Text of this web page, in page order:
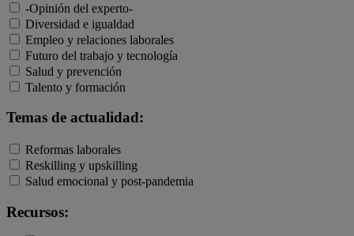
-Opinión del experto-
Diversidad e igualdad
Empleo y relaciones laborales
Futuro del trabajo y tecnología
Salud y prevención
Talento y formación
Temas de actualidad:
Reformas laborales
Reskilling y upskilling
Salud emocional y post-pandemia
Recursos: